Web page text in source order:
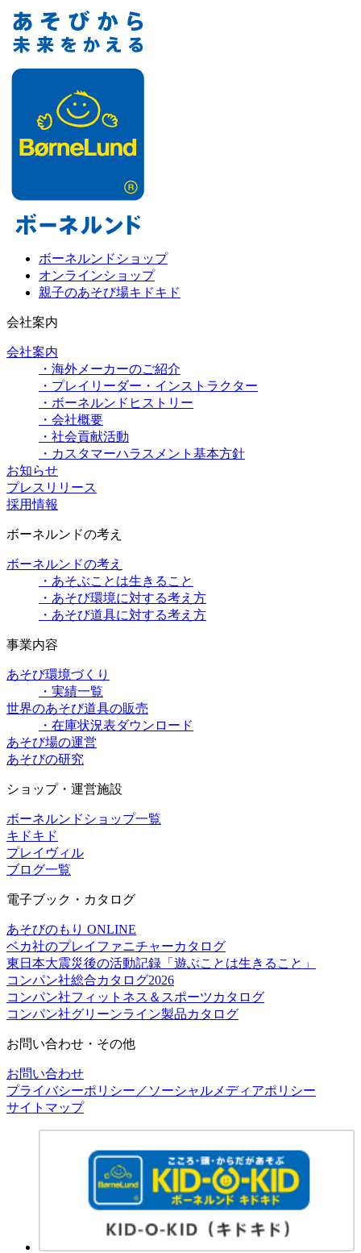
ボーネルンドショップ
オンラインショップ
親子のあそび場キドキド
会社案内
会社案内
・海外メーカーのご紹介
・プレイリーダー・インストラクター
・ボーネルンドヒストリー
・会社概要
・社会貢献活動
・カスタマーハラスメント基本方針
お知らせ
プレスリリース
採用情報
ボーネルンドの考え
ボーネルンドの考え
・あそぶことは生きること
・あそび環境に対する考え方
・あそび道具に対する考え方
事業内容
あそび環境づくり
・実績一覧
世界のあそび道具の販売
・在庫状況表ダウンロード
あそび場の運営
あそびの研究
ショップ・運営施設
ボーネルンドショップ一覧
キドキド
プレイヴィル
ブログ一覧
電子ブック・カタログ
あそびのもり ONLINE
ベカ社のプレイファニチャーカタログ
東日本大震災後の活動記録「遊ぶことは生きること」
コンパン社総合カタログ2026
コンパン社フィットネス＆スポーツカタログ
コンパン社グリーンライン製品カタログ
お問い合わせ・その他
お問い合わせ
プライバシーポリシー／ソーシャルメディアポリシー
サイトマップ